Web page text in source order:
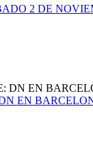
2 DE
DN EN